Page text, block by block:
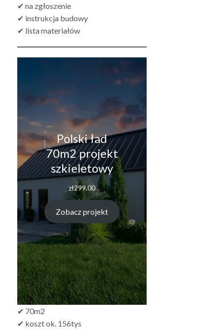
✔ na zgłoszenie
✔ instrukcja budowy
✔ lista materiałów
Polski ład
70m2 projekt
szkieletowy
zł299.00
Zobacz projekt
✔ 70m2
✔ koszt ok. 156tys